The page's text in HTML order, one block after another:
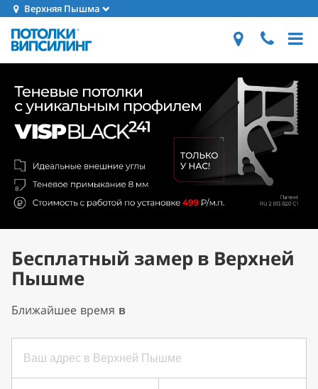
Верхняя Пышма
Бесплатный замер в Верхней
Пышме
Ближайшее время в